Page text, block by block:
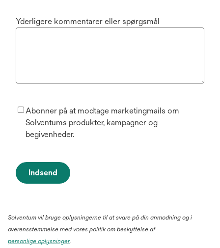
Yderligere kommentarer eller spørgsmål
Abonner på at modtage marketingmails om
Solventums produkter, kampagner og
begivenheder.
Indsend
Solventum vil bruge oplysningerne til at svare på din anmodning og i
overensstemmelse med vores politik om beskyttelse af
personlige oplysninger.